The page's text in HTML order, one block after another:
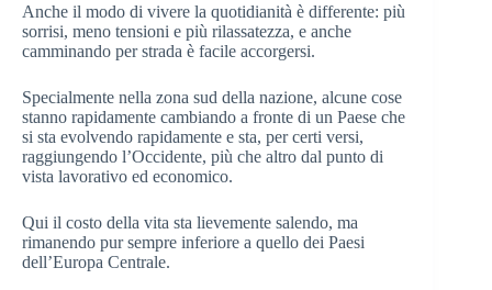
Anche il modo di vivere la quotidianità è differente: più
sorrisi, meno tensioni e più rilassatezza, e anche
camminando per strada è facile accorgersi.
Specialmente nella zona sud della nazione, alcune cose
stanno rapidamente cambiando a fronte di un Paese che
si sta evolvendo rapidamente e sta, per certi versi,
raggiungendo l’Occidente, più che altro dal punto di
vista lavorativo ed economico.
Qui il costo della vita sta lievemente salendo, ma
rimanendo pur sempre inferiore a quello dei Paesi
dell’Europa Centrale.